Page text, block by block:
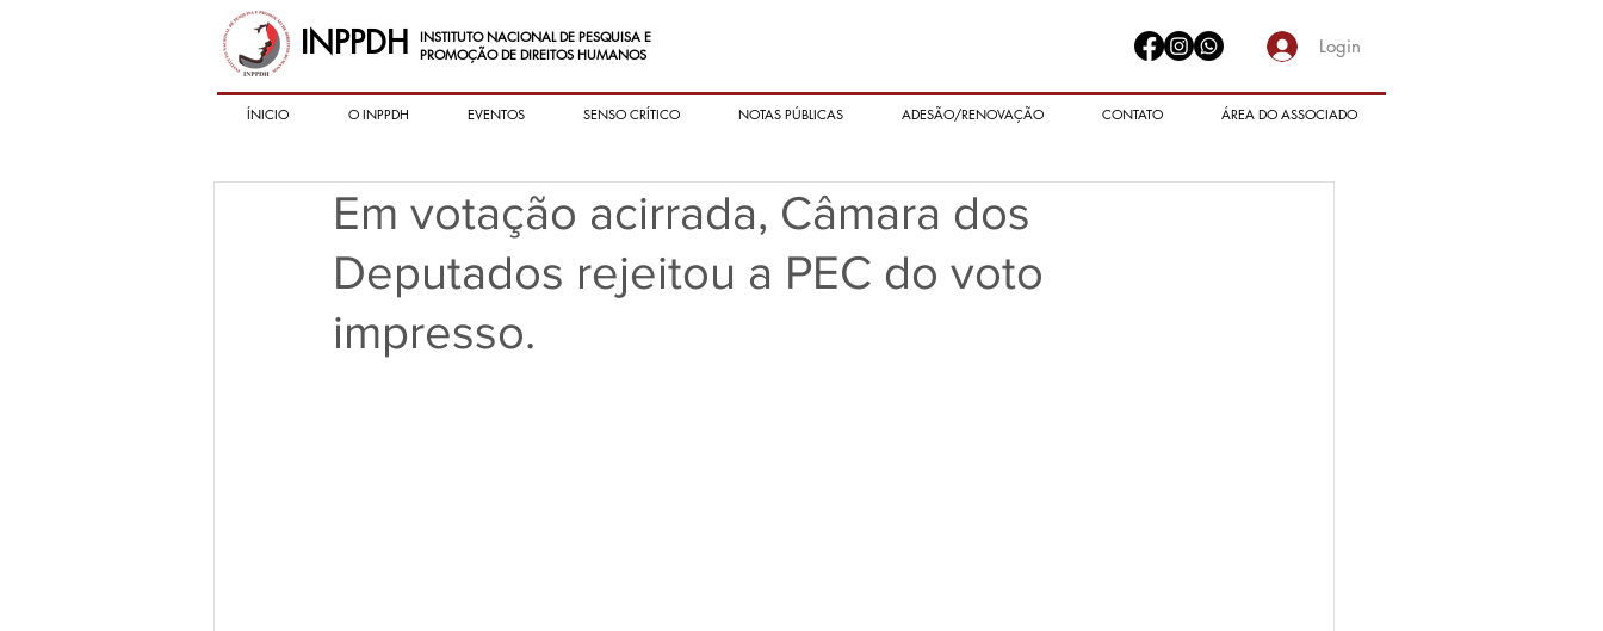
INPPDH
INSTITUTO NACIONAL DE PESQUISA E
PROMOÇÃO DE DIREITOS HUMANOS
Login
ÍNICIO O INPPDH EVENTOS SENSO CRÍTICO NOTAS PÚBLICAS ADESÃO/RENOVAÇÃO CONTATO ÁREA DO ASSOCIADO
Em votação acirrada, Câmara dos
Deputados rejeitou a PEC do voto
impresso.